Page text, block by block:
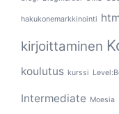
hakukonemarkkinointi
kirjoittaminen
koulutus kurssi
Intermediate Moesia